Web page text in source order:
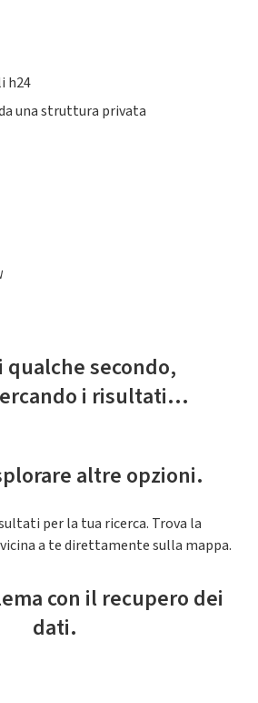
h24
una struttura privata
secondo,
i risultati...
altre opzioni.
per la tua ricerca. Trova la
a te direttamente sulla mappa.
con il recupero dei
dati.